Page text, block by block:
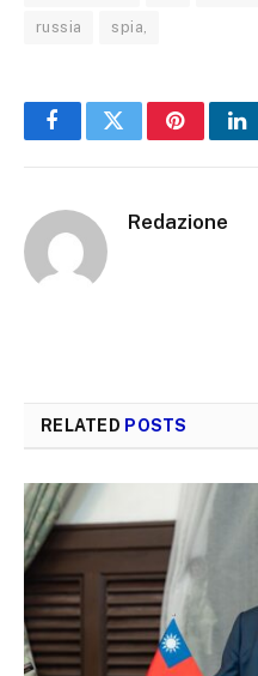
russia spia,
FacebookTwitterPinterest
Redazione
RELATED POSTS